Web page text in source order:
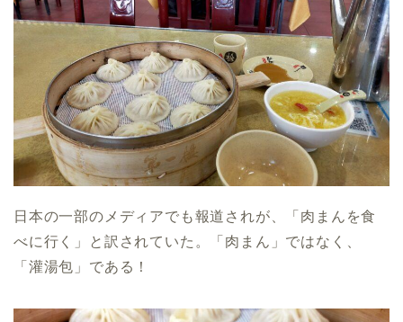
日本の一部のメディアでも報道されが、「肉まんを食
べに行く」と訳されていた。「肉まん」ではなく、
「灌湯包」である！